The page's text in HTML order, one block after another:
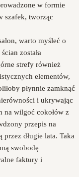
w formie
szafek, tworząc
warto myśleć o
została
strefy również
elementów,
płynnie zamknąć
i ukrywając
na wilgoć cokołów z
przepis na
długie lata. Taka
swobodę
faktury i